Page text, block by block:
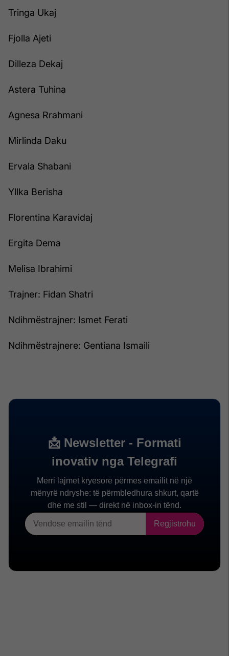
Tringa Ukaj
Fjolla Ajeti
Dilleza Dekaj
Astera Tuhina
Agnesa Rrahmani
Mirlinda Daku
Ervala Shabani
Yllka Berisha
Florentina Karavidaj
Ergita Dema
Melisa Ibrahimi
Trajner: Fidan Shatri
Ndihmëstrajner: Ismet Ferati
Ndihmëstrajnere: Gentiana Ismaili